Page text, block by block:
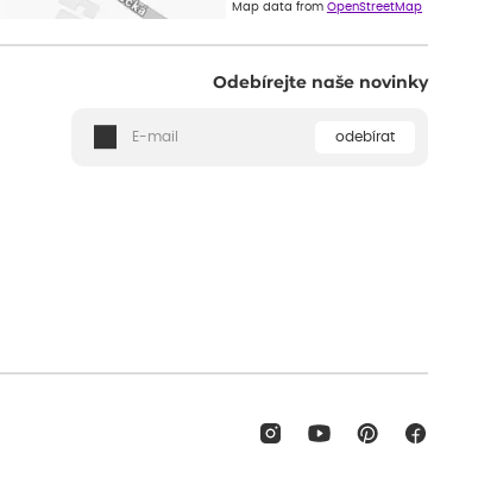
Map data from OpenStreetMap
Odebírejte naše novinky
odebírat